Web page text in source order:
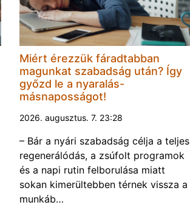
Miért érezzük fáradtabban
magunkat szabadság után? Így
győzd le a nyaralás-
másnaposságot!
2026. augusztus. 7. 23:28
– Bár a nyári szabadság célja a teljes
regenerálódás, a zsúfolt programok
és a napi rutin felborulása miatt
sokan kimerültebben térnek vissza a
munkáb…